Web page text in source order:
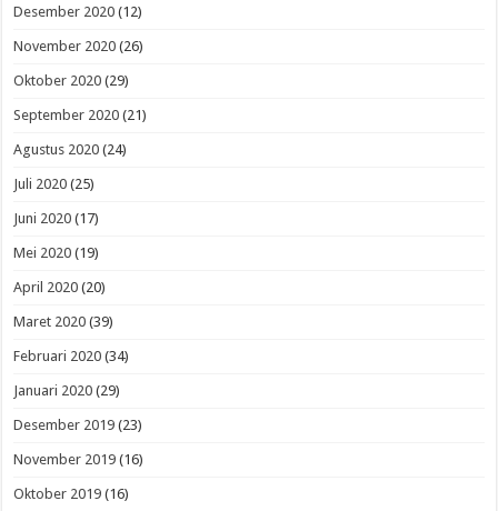
Desember 2020 (12)
November 2020 (26)
Oktober 2020 (29)
September 2020 (21)
Agustus 2020 (24)
Juli 2020 (25)
Juni 2020 (17)
Mei 2020 (19)
April 2020 (20)
Maret 2020 (39)
Februari 2020 (34)
Januari 2020 (29)
Desember 2019 (23)
November 2019 (16)
Oktober 2019 (16)